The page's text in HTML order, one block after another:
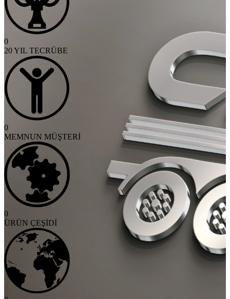
0
20 YIL TECRÜBE
0
MEMNUN MÜŞTERİ
0
ÜRÜN ÇEŞİDİ